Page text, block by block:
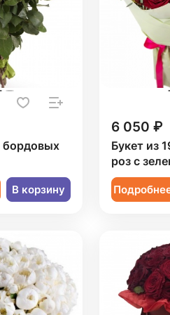
бордовых
В корзину
6 050 ₽
Букет из
роз с